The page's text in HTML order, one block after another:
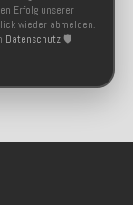
Erfolg unserer
wieder abmelden.
Datenschutz 🛡️